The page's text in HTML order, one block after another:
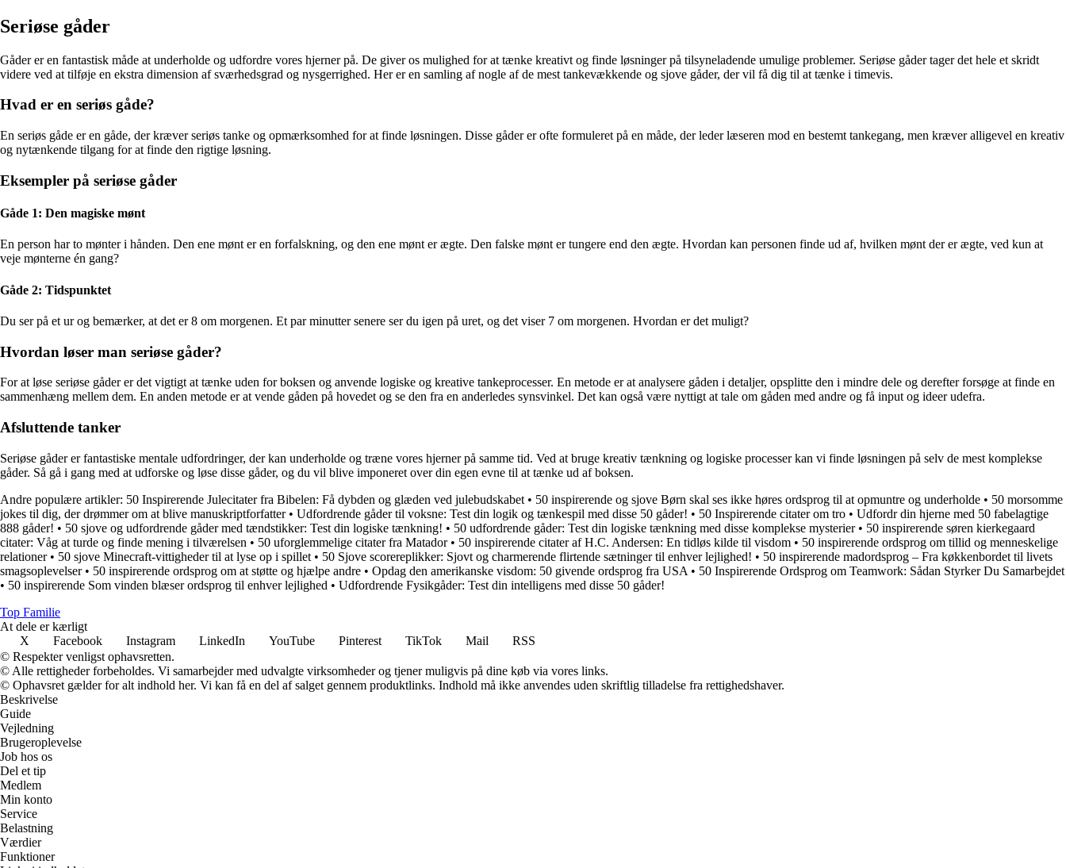
Seriøse gåder
Gåder er en fantastisk måde at underholde og udfordre vores hjerner på. De giver os mulighed for at tænke kreativt og finde løsninger på tilsyneladende umulige problemer. Seriøse gåder tager det hele et skridt
videre ved at tilføje en ekstra dimension af sværhedsgrad og nysgerrighed. Her er en samling af nogle af de mest tankevækkende og sjove gåder, der vil få dig til at tænke i timevis.
Hvad er en seriøs gåde?
En seriøs gåde er en gåde, der kræver seriøs tanke og opmærksomhed for at finde løsningen. Disse gåder er ofte formuleret på en måde, der leder læseren mod en bestemt tankegang, men kræver alligevel en kreativ
og nytænkende tilgang for at finde den rigtige løsning.
Eksempler på seriøse gåder
Gåde 1: Den magiske mønt
En person har to mønter i hånden. Den ene mønt er en forfalskning, og den ene mønt er ægte. Den falske mønt er tungere end den ægte. Hvordan kan personen finde ud af, hvilken mønt der er ægte, ved kun at
veje mønterne én gang?
Gåde 2: Tidspunktet
Du ser på et ur og bemærker, at det er 8 om morgenen. Et par minutter senere ser du igen på uret, og det viser 7 om morgenen. Hvordan er det muligt?
Hvordan løser man seriøse gåder?
For at løse seriøse gåder er det vigtigt at tænke uden for boksen og anvende logiske og kreative tankeprocesser. En metode er at analysere gåden i detaljer, opsplitte den i mindre dele og derefter forsøge at finde en
sammenhæng mellem dem. En anden metode er at vende gåden på hovedet og se den fra en anderledes synsvinkel. Det kan også være nyttigt at tale om gåden med andre og få input og ideer udefra.
Afsluttende tanker
Seriøse gåder er fantastiske mentale udfordringer, der kan underholde og træne vores hjerner på samme tid. Ved at bruge kreativ tænkning og logiske processer kan vi finde løsningen på selv de mest komplekse
gåder. Så gå i gang med at udforske og løse disse gåder, og du vil blive imponeret over din egen evne til at tænke ud af boksen.
Andre populære artikler: 50 Inspirerende Julecitater fra Bibelen: Få dybden og glæden ved julebudskabet • 50 inspirerende og sjove Børn skal ses ikke høres ordsprog til at opmuntre og underholde • 50 morsomme
jokes til dig, der drømmer om at blive manuskriptforfatter• Udfordrende gåder til voksne: Test din logik og tænkespil med disse 50 gåder! • 50 Inspirerende citater om tro • Udfordr din hjerne med 50 fabelagtige
888 gåder! • 50 sjove og udfordrende gåder med tændstikker: Test din logiske tænkning! • 50 udfordrende gåder: Test din logiske tænkning med disse komplekse mysterier• 50 inspirerende søren kierkegaard
citater: Våg at turde og finde mening i tilværelsen • 50 uforglemmelige citater fra Matador• 50 inspirerende citater af H.C. Andersen: En tidløs kilde til visdom • 50 inspirerende ordsprog om tillid og menneskelige
relationer• 50 sjove Minecraft-vittigheder til at lyse op i spillet • 50 Sjove scorereplikker: Sjovt og charmerende flirtende sætninger til enhver lejlighed! • 50 inspirerende madordsprog – Fra køkkenbordet til livets
smagsoplevelser• 50 inspirerende ordsprog om at støtte og hjælpe andre • Opdag den amerikanske visdom: 50 givende ordsprog fra USA • 50 Inspirerende Ordsprog om Teamwork: Sådan Styrker Du Samarbejdet
• 50 inspirerende Som vinden blæser ordsprog til enhver lejlighed • Udfordrende Fysikgåder: Test din intelligens med disse 50 gåder!
Top Familie
At dele er kærligt
X
Facebook Instagram LinkedIn YouTube Pinterest TikTok Mail
RSS
© Respekter venligst ophavsretten.
© Alle rettigheder forbeholdes. Vi samarbejder med udvalgte virksomheder og tjener muligvis på dine køb via vores links.
© Ophavsret gælder for alt indhold her. Vi kan få en del af salget gennem produktlinks. Indhold må ikke anvendes uden skriftlig tilladelse fra rettighedshaver.
Beskrivelse
Guide
Vejledning
Brugeroplevelse
Job hos os
Del et tip
Medlem
Min konto
Service
Belastning
Værdier
Funktioner